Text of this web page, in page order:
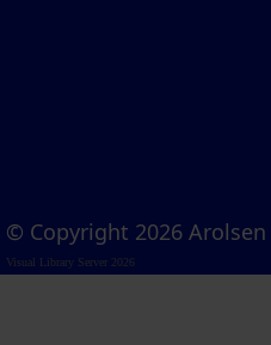
© Copyright 2026 Arolsen
Visual Library Server 2026